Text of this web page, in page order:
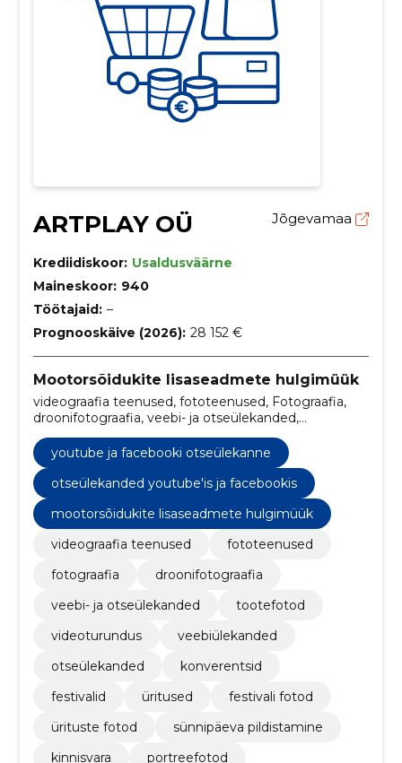
ARTPLAY OÜ Jõgevamaa
Krediidiskoor: Usaldusväärne
Maineskoor: 940
Töötajaid: –
Prognooskäive (2026): 28 152 €
Mootorsõidukite lisaseadmete hulgimüük
videograafia teenused, fototeenused, Fotograafia,
droonifotograafia, veebi- ja otseülekanded,
tootefotod, videoturundus, veebiülekanded,
otseülekanded, youtube ja facebooki otseülekanne
youtube ja facebooki otseülekanne
otseülekanded youtube'is ja facebookis
mootorsõidukite lisaseadmete hulgimüük
videograafia teenused
fototeenused
fotograafia
droonifotograafia
veebi- ja otseülekanded
tootefotod
videoturundus
veebiülekanded
otseülekanded
konverentsid
festivalid
üritused
festivali fotod
ürituste fotod
sünnipäeva pildistamine
kinnisvara
portreefotod